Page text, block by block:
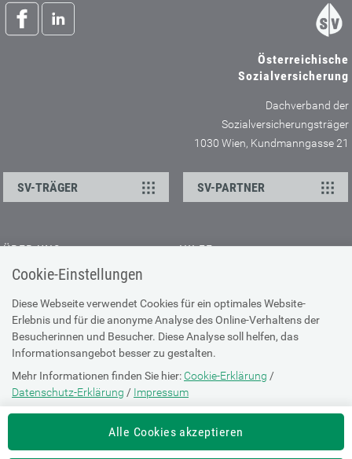
Cookie-Einstellungen
Diese Webseite verwendet Cookies für ein optimales Website-
Erlebnis und für die anonyme Analyse des Online-Verhaltens der
Besucherinnen und Besucher. Diese Analyse soll helfen, das
Informationsangebot besser zu gestalten.
Mehr Informationen finden Sie hier: Cookie-Erklärung /
Datenschutz-Erklärung / Impressum
Die Einstellung können Sie jederzeit auf der Seite "Cookie-Erklärung"
Alle Cookies akzeptieren
Österreichische
Sozialversicherung
Dachverband der
Sozialversicherungsträger
1030 Wien, Kundmanngasse 21
SV-TRÄGER SV-PARTNER
ÜBER UNS
Kontakt
Offene Stellen
Presse
HILFE
Browser-Info & Sicherheit
Hilfe zur Suche
Technische Unterstützung
DATENSCHUTZ
Cookie-Erklärung
Datenschutz-Erklärung